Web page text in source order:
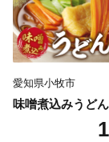
＜問い合わせ
「志免町おう
志免町は、ふ
委託しており
愛知県小牧市
味噌煮込みうど